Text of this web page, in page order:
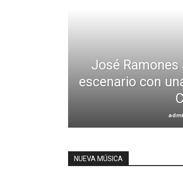
José Ramones
escenario con
NUEVA MÚSICA